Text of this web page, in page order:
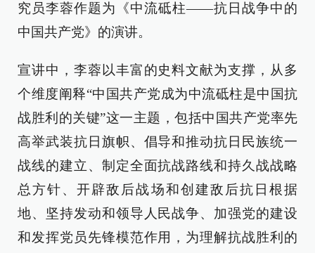
究员李蓉作题为《中流砥柱——抗日战争中的
中国共产党》的演讲。
宣讲中，李蓉以丰富的史料文献为支撑，从多
个维度阐释“中国共产党成为中流砥柱是中国抗
战胜利的关键”这一主题，包括中国共产党率先
高举武装抗日旗帜、倡导和推动抗日民族统一
战线的建立、制定全面抗战路线和持久战战略
总方针、开辟敌后战场和创建敌后抗日根据
地、坚持发动和领导人民战争、加强党的建设
和发挥党员先锋模范作用，为理解抗战胜利的